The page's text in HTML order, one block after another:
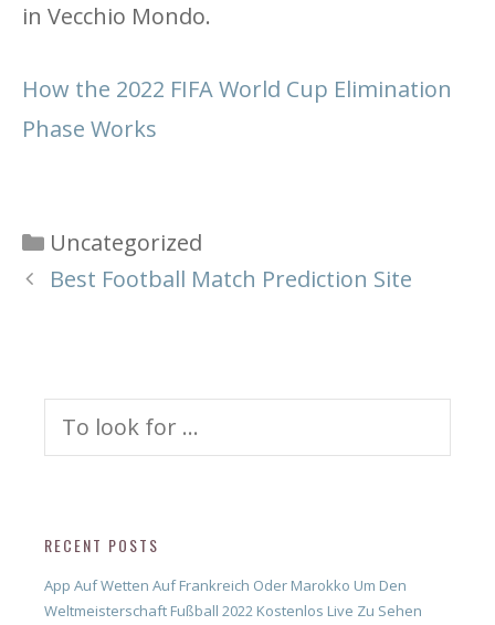
in Vecchio Mondo.
How the 2022 FIFA World Cup Elimination
Phase Works
Categories
Uncategorized
Best Football Match Prediction Site
RECENT POSTS
App Auf Wetten Auf Frankreich Oder Marokko Um Den
Weltmeisterschaft Fußball 2022 Kostenlos Live Zu Sehen